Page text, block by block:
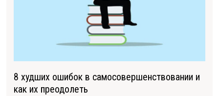
8 худших ошибок в самосовершенствовании и
как их преодолеть